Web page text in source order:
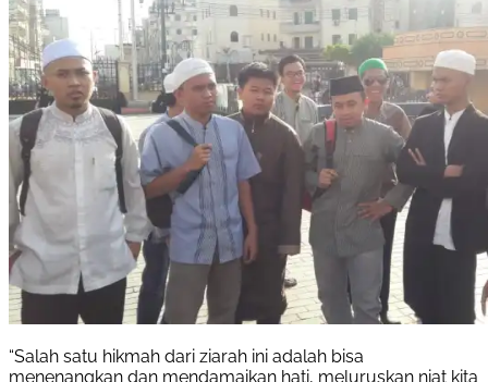
“Salah satu hikmah dari ziarah ini adalah bisa
menenangkan dan mendamaikan hati, meluruskan niat kita